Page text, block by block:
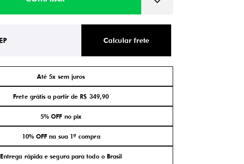
Calcular frete
Até 5x sem juros
Frete grátis a partir de R$ 349,90
5% OFF no pix
10% OFF na sua 1ª compra
Entrega rápida e segura para todo o Brasil